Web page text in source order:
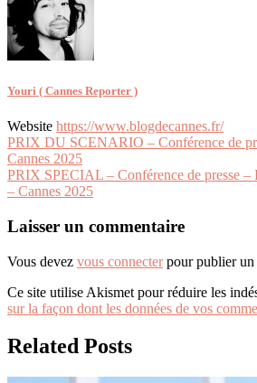
Youri ( Cannes Reporter )
Website https://www.blogdecannes.fr/
Navigation
de
l’article
PRIX DU SCENARIO – Conférence de
Cannes 2025
PRIX SPECIAL – Conférence de presse
– Cannes 2025
Laisser un commentaire
Vous devez vous connecterpour publier un
Ce site utilise Akismet pour réduire les
sur la façon dont les données de vos
Related Posts